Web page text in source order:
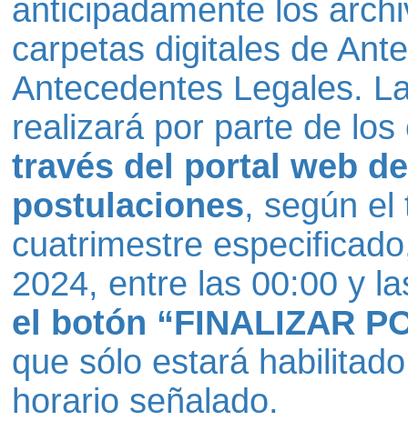
anticipadamente los
carpetas digitales de
Antecedentes Legales.
realizará por parte de
través del portal web
postulaciones, según el
cuatrimestre
2024, entre las 00:00 y
el botón “FINALIZAR
que sólo estará
horario señalado.